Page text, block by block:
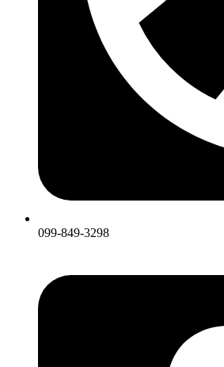
099-849-3298